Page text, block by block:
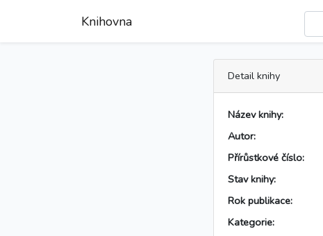
Knihovna
Detail knihy
Název knihy:
Autor:
Přírůstkové číslo:
Stav knihy:
Rok publikace:
Kategorie: